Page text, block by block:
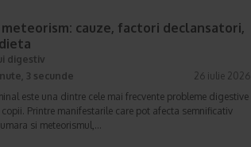
cauze, factori declansatori,
digestiv
3 secunde
26 iulie 2026
este una dintre cele mai frecvente probleme digestive
Printre manifestarile care pot afecta semnificativ
si meteorismul,…